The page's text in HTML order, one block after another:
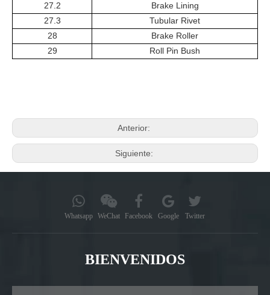
27.2
Brake Lining
27.3
Tubular Rivet
28
Brake Roller
29
Roll Pin Bush
Anterior:
Siguiente:
Whatsapp WeChat Facebook Google Twitter
BIENVENIDOS